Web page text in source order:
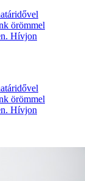
örömmel
Hívjon
örömmel
Hívjon